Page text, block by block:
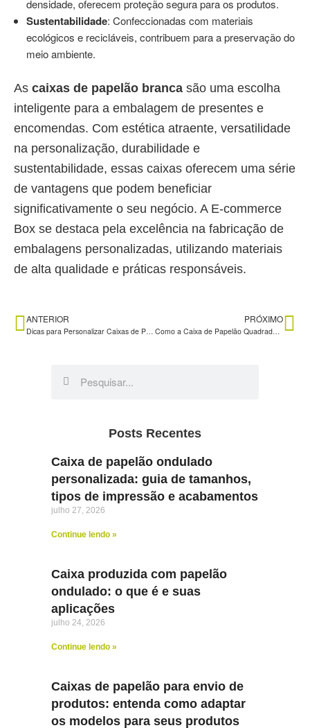
densidade, oferecem proteção segura para os produtos.
Sustentabilidade: Confeccionadas com materiais
ecológicos e recicláveis, contribuem para a preservação do
meio ambiente.
As caixas de papelão branca são uma escolha
inteligente para a embalagem de presentes e
encomendas. Com estética atraente, versatilidade
na personalização, durabilidade e
sustentabilidade, essas caixas oferecem uma série
de vantagens que podem beneficiar
significativamente o seu negócio. A E-commerce
Box se destaca pela excelência na fabricação de
embalagens personalizadas, utilizando materiais
de alta qualidade e práticas responsáveis.
ANTERIOR PRÓXIMO
Como a Caixa de Papelão Quadrada Facilita o Armazenamento e o Transporte
Posts Recentes
Caixa de papelão ondulado
personalizada: guia de tamanhos,
tipos de impressão e acabamentos
julho 27, 2026
Continue lendo »
Caixa produzida com papelão
ondulado: o que é e suas
aplicações
julho 24, 2026
Continue lendo »
Caixas de papelão para envio de
produtos: entenda como adaptar
os modelos para seus produtos